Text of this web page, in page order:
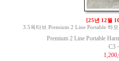
[25년 12월
3.5옥타브 Premium 2 Line Portable 하
Premium 2 Line Portable
C3